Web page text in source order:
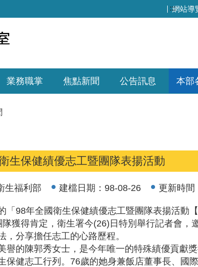
:::網站導
業務職掌 焦點新聞 公告訊息 本部
生保健績優志工暨團隊表揚活動
生福利部 建檔日期： 98-08-26 更新時間
「98年全國衛生保健績優志工暨團隊表揚活動
獲得肯定，衛生署今(26)日特別舉行記者會，
，分享擔任志工的心路歷程。
譽的陳郭秀女士，是今年唯一的特殊績優貢獻
保健志工行列。76歲的她身兼飯店董事長、國